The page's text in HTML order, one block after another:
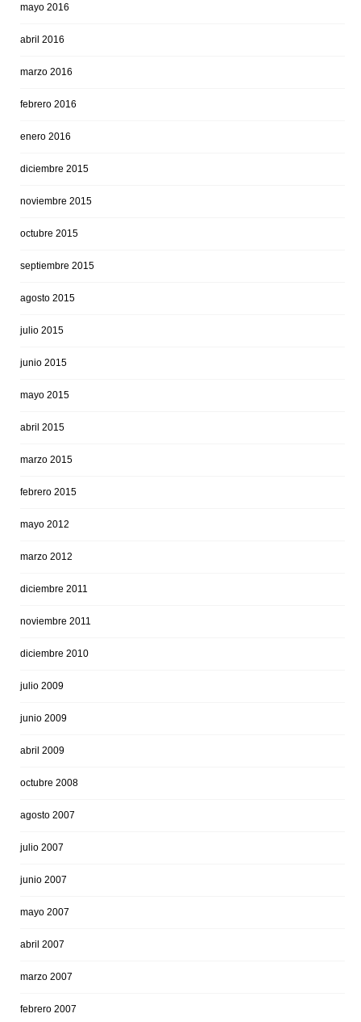
mayo 2016
abril 2016
marzo 2016
febrero 2016
enero 2016
diciembre 2015
noviembre 2015
octubre 2015
septiembre 2015
agosto 2015
julio 2015
junio 2015
mayo 2015
abril 2015
marzo 2015
febrero 2015
mayo 2012
marzo 2012
diciembre 2011
noviembre 2011
diciembre 2010
julio 2009
junio 2009
abril 2009
octubre 2008
agosto 2007
julio 2007
junio 2007
mayo 2007
abril 2007
marzo 2007
febrero 2007